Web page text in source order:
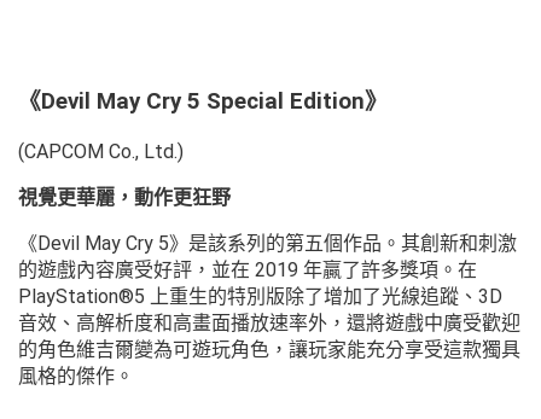
《Devil May Cry 5 Special Edition》
(CAPCOM Co., Ltd.)
視覺更華麗，動作更狂野
《Devil May Cry 5》是該系列的第五個作品。其創新和刺激
的遊戲內容廣受好評，並在 2019 年贏了許多獎項。在
PlayStation®5 上重生的特別版除了增加了光線追蹤、3D
音效、高解析度和高畫面播放速率外，還將遊戲中廣受歡迎
的角色維吉爾變為可遊玩角色，讓玩家能充分享受這款獨具
風格的傑作。